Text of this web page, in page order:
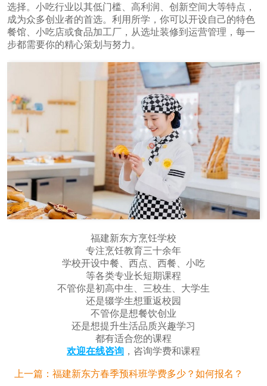
选择。小吃行业以其低门槛、高利润、创新空间大等特点，
成为众多创业者的首选。利用所学，你可以开设自己的特色
餐馆、小吃店或食品加工厂，从选址装修到运营管理，每一
步都需要你的精心策划与努力。
福建新东方烹饪学校
专注烹饪教育三十余年
学校开设中餐、西点、西餐、小吃
等各类专业长短期课程
不管你是初高中生、三校生、大学生
还是辍学生想重返校园
不管你是想餐饮创业
还是想提升生活品质兴趣学习
都有适合您的课程
欢迎在线咨询 ，咨询学费和课程
上一篇： 福建新东方春季预科班学费多少？如何报名？